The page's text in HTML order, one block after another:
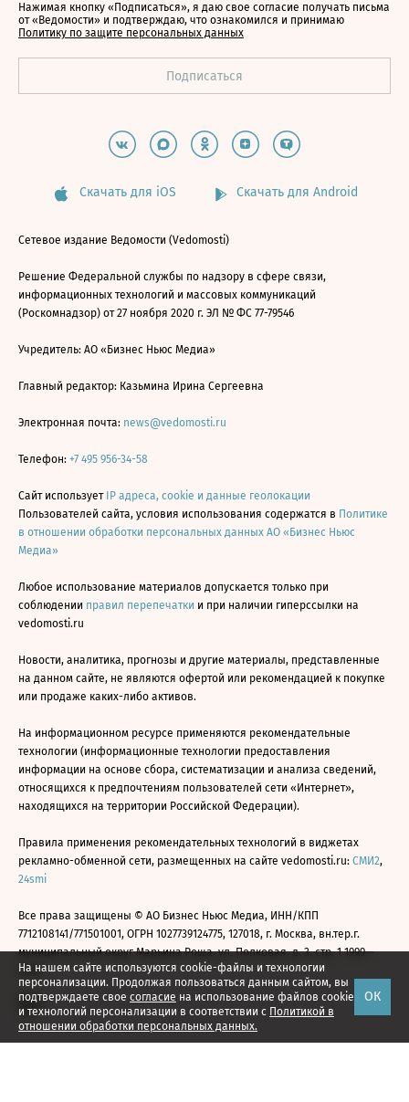
На нашем сайте используются cookie-файлы и технологии
персонализации. Продолжая пользоваться данным сайтом, вы
подтверждаете свое согласие на использование файлов cookie
и технологий персонализации в соответствии с Политикой в
отношении обработки персональных данных.
ОК
Нажимая кнопку «Подписаться», я даю свое согласие получать письма
от «Ведомости» и подтверждаю, что ознакомился и принимаю
Политику по защите персональных данных
Скачать для iOS Скачать для Android
Сетевое издание Ведомости (Vedomosti)
Решение Федеральной службы по надзору в сфере связи,
информационных технологий и массовых коммуникаций
(Роскомнадзор) от 27 ноября 2020 г. ЭЛ № ФС 77-79546
Учредитель: АО «Бизнес Ньюс Медиа»
Главный редактор: Казьмина Ирина Сергеевна
Электронная почта: news@vedomosti.ru
Телефон: +7 495 956-34-58
Сайт использует IP адреса, cookie и данные геолокации
Пользователей сайта, условия использования содержатся в Политике
в отношении обработки персональных данных АО «Бизнес Ньюс
Медиа»
Любое использование материалов допускается только при
соблюдении правил перепечатки и при наличии гиперссылки на
vedomosti.ru
Новости, аналитика, прогнозы и другие материалы, представленные
на данном сайте, не являются офертой или рекомендацией к покупке
или продаже каких-либо активов.
На информационном ресурсе применяются рекомендательные
технологии (информационные технологии предоставления
информации на основе сбора, систематизации и анализа сведений,
относящихся к предпочтениям пользователей сети «Интернет»,
находящихся на территории Российской Федерации).
Правила применения рекомендательных технологий в виджетах
рекламно-обменной сети, размещенных на сайте vedomosti.ru: СМИ2,
24smi
Все права защищены © АО Бизнес Ньюс Медиа, ИНН/КПП
7712108141/771501001, ОГРН 1027739124775, 127018, г. Москва, вн.тер.г.
муниципальный округ Марьина Роща, ул. Полковая, д. 3, стр. 1 1999—
2026